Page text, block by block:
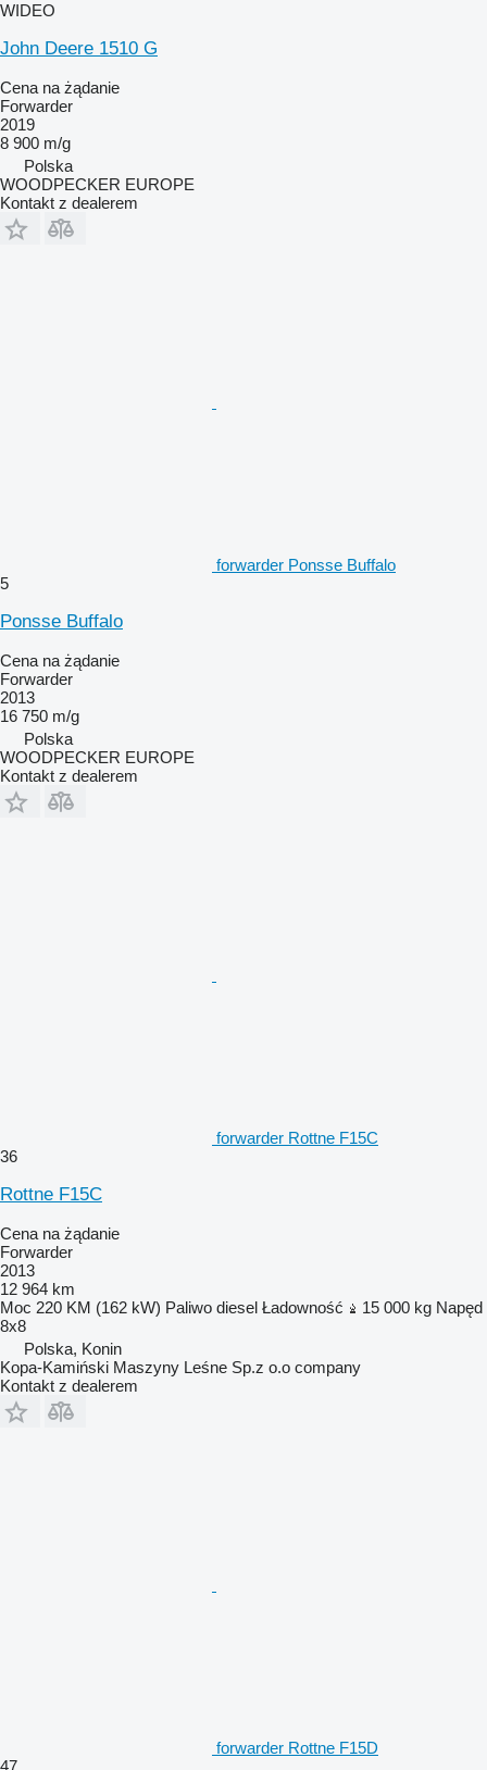
WIDEO
John Deere 1510 G
Cena na żądanie
Forwarder
2019
8 900 m/g
Polska
WOODPECKER EUROPE
Kontakt z dealerem
forwarder Ponsse Buffalo
5
Ponsse Buffalo
Cena na żądanie
Forwarder
2013
16 750 m/g
Polska
WOODPECKER EUROPE
Kontakt z dealerem
forwarder Rottne F15C
36
Rottne F15C
Cena na żądanie
Forwarder
2013
12 964 km
Moc 220 KM (162 kW) Paliwo diesel Ładowność 15 000 kg Napęd
8x8
Polska, Konin
Kopa-Kamiński Maszyny Leśne Sp.z o.o company
Kontakt z dealerem
forwarder Rottne F15D
47